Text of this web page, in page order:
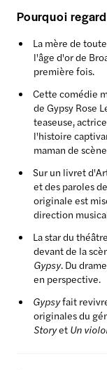
Pourquoi
La mère de
l'âge d'or de
première fois.
Cette comédie
de Gypsy Rose
teaseuse,
l'histoire
maman de
Sur un livret
et des paroles
originale est
direction
La star du
devant de la
Gypsy. Du
en perspective.
Gypsyfait
originales du
Storyet Un